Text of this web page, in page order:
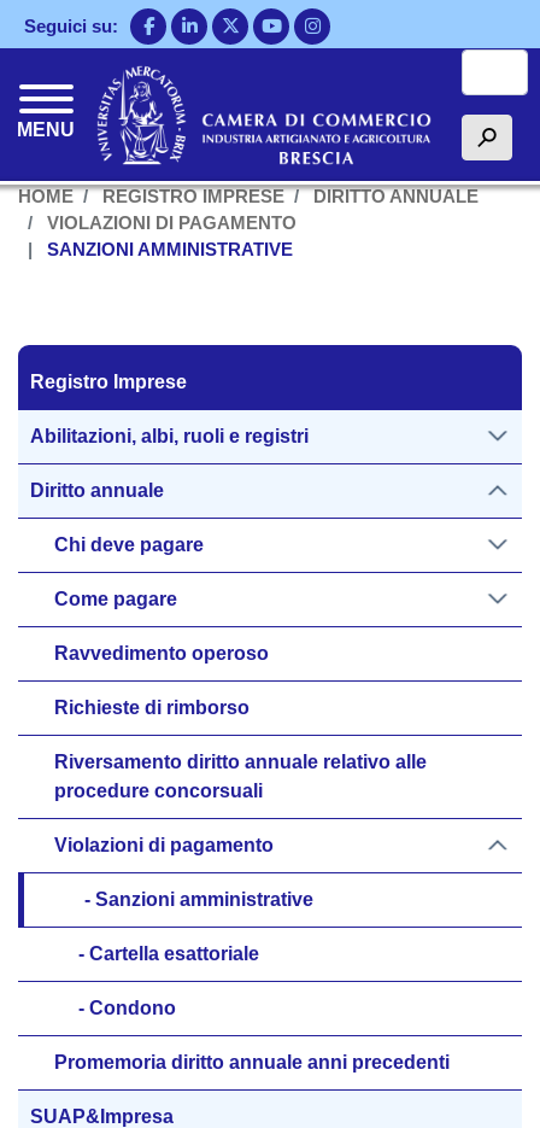
Salta
al
Seguici su:
MENU h
HOME REGISTRO IMPRESE
DIRITTO ANNUALE
VIOLAZIONI DI PAGAMENTO
SANZIONI AMMINISTRATIVE
Registro Imprese
Registro Imprese
Abilitazioni, albi, ruoli e registri
Diritto annuale
Chi deve pagare
Come pagare
Ravvedimento operoso
Richieste di rimborso
Riversamento diritto annuale relativo alle
procedure concorsuali
Violazioni di pagamento
Sanzioni amministrative
Cartella esattoriale
Condono
Promemoria diritto annuale anni precedenti
SUAP&Impresa